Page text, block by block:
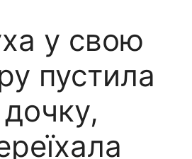
у свою
пустила
дочку,